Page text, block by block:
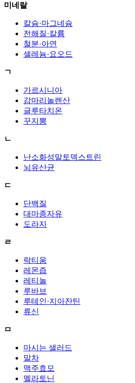
미네랄
칼슘·마그네슘
전해질·칼륨
철분·아연
셀레늄·요오드
ㄱ
가르시니아
감마리놀렌산
글루타치온
꾸지뽕
ㄴ
난소화성말토덱스트린
뇌유산균
ㄷ
단백질
대마종자유
도라지
ㄹ
락티움
레몬즙
레티놀
루바브
루테인·지아잔틴
류신
ㅁ
마시는 샐러드
말차
맥주효모
멜라토닌